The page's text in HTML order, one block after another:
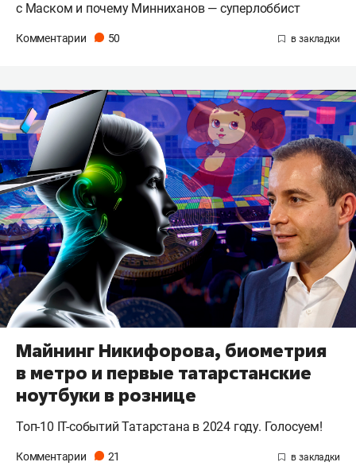
с Маском и почему Минниханов — суперлоббист
Комментарии 50
Майнинг Никифорова, биометрия
в метро и первые татарстанские
ноутбуки в рознице
Топ-10 IT-событий Татарстана в 2024 году. Голосуем!
Комментарии 21